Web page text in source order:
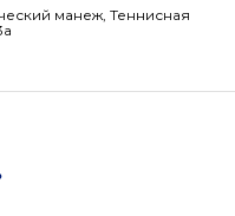
манеж, Теннисная